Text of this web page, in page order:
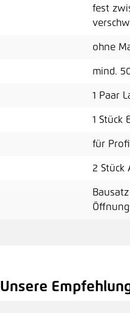
fest
ohne
mind.
1 Paar
1 Stück
für
2 Stück
Unsere